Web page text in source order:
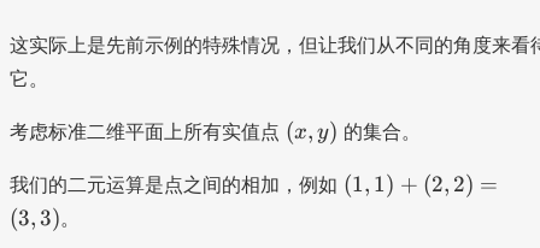
这实际上是先前示例的特殊情况，但让我们从不同的角度来看
它。
考虑标准二维平面上所有实值点 (
,
(x, y) 的集合。
我们的二元运算是点之间的相加，例如 (
(1, 1) + (2, 2) =
(3,3)。